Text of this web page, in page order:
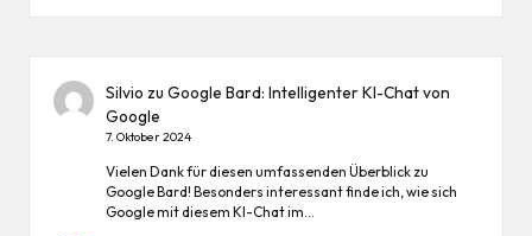
Silvio zuGoogle Bard: Intelligenter KI-Chat von
Google
7. Oktober 2024
Vielen Dank für diesen umfassenden Überblick zu
Google Bard! Besonders interessant finde ich, wie sich
Google mit diesem KI-Chat im…